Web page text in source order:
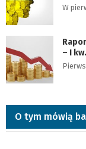
W
– I
O tym mówią